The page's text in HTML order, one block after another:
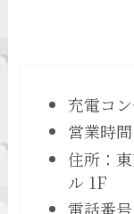
充電コ
営業時
住所：
ル 1F
電話番